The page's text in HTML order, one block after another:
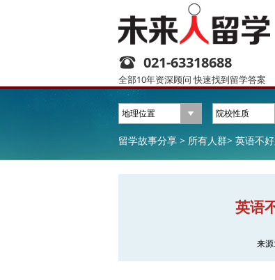
021-63318688
全部10年资深顾问 快速找到留学答案
留学故事分享 > 所有人群> 英语不
英语
来源